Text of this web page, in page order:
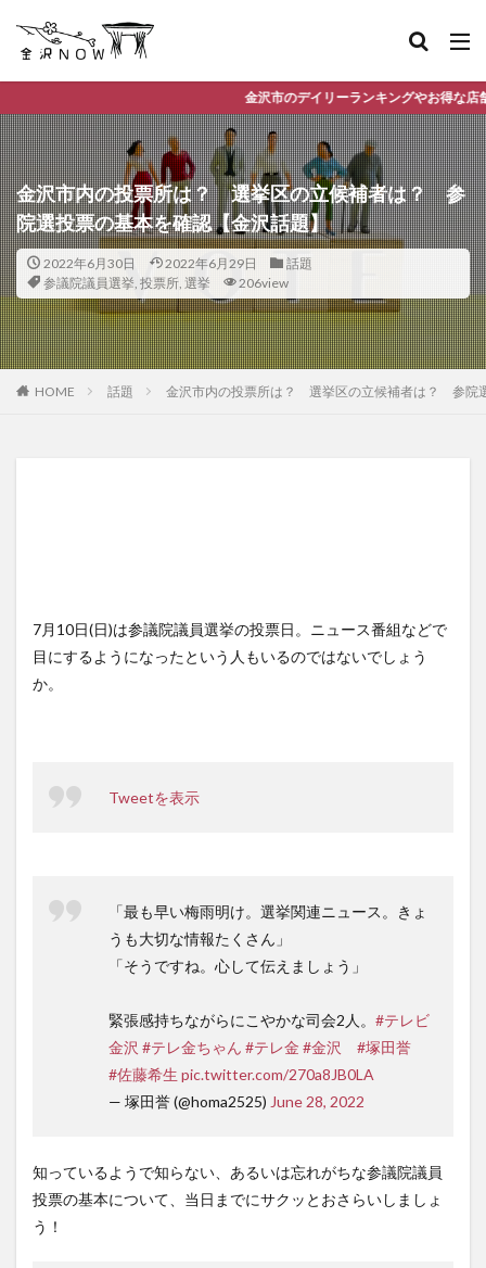
金沢市のデイリーランキングやお得な店舗情報など、公式Line
金沢市内の投票所は？ 選挙区の立候補者は？ 参
院選投票の基本を確認【金沢話題】
2022年6月30日 2022年6月29日
話題
参議院議員選挙, 投票所, 選挙 206view
HOME 話題 金沢市内の投票所は？ 選挙区の立候補者は？ 参院
7月10日(日)は参議院議員選挙の投票日。ニュース番組などで
目にするようになったという人もいるのではないでしょう
か。
Tweetを表示
「最も早い梅雨明け。選挙関連ニュース。きょ
うも大切な情報たくさん」
「そうですね。心して伝えましょう」
緊張感持ちながらにこやかな司会2人。 #テレビ
金沢 #テレ金ちゃん #テレ金 #金沢
#塚田誉
#佐藤希生 pic.twitter.com/270a8JB0LA
— 塚田誉 (@homa2525) June 28, 2022
知っているようで知らない、あるいは忘れがちな参議院議員
投票の基本について、当日までにサクッとおさらいしましょ
う！